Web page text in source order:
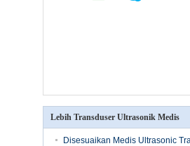
Lebih Transduser Ultrasonik Medis
Disesuaikan Medis Ultrasonic